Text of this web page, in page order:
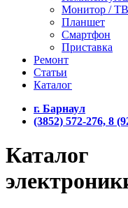
Монитор / ТВ
Планшет
Смартфон
Приставка
Ремонт
Статьи
Каталог
г. Барнаул
(3852) 572-276, 8
Каталог